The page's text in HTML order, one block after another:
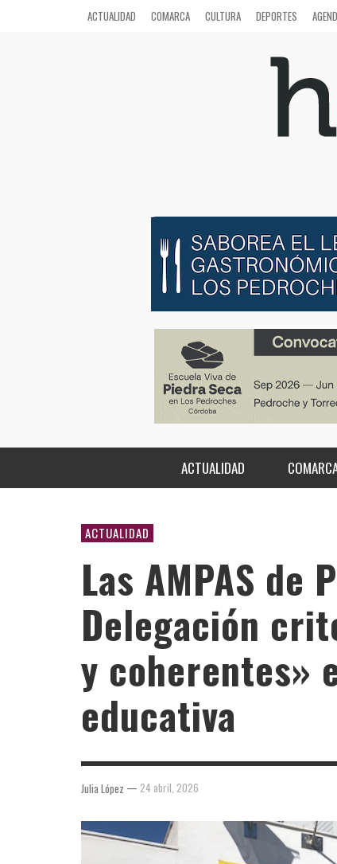
ACTUALIDAD COMARCA CULTURA DEPORTES
ACTUALIDAD
ACTUALIDAD
Las AMPAS de
Delegación
y coherentes»
educativa
Julia López — 24 abril, 2026